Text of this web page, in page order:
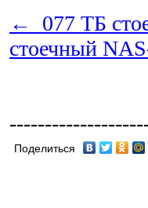
← 077 ТБ
стоечный
Поделиться